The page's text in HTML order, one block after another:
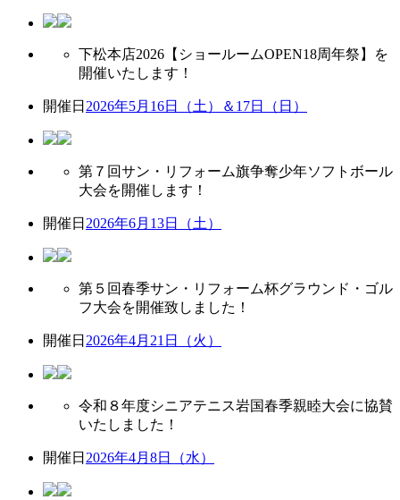
下松本店2026【ショールームOPEN18周年祭】を
開催いたします！
開催日 2026年5月16日（土）＆17日（日）
第７回サン・リフォーム旗争奪少年ソフトボール
大会を開催します！
開催日 2026年6月13日（土）
第５回春季サン・リフォーム杯グラウンド・ゴル
フ大会を開催致しました！
開催日 2026年4月21日（火）
令和８年度シニアテニス岩国春季親睦大会に協賛
いたしました！
開催日 2026年4月8日（水）